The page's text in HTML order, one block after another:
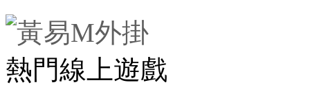
熱門線上遊戲